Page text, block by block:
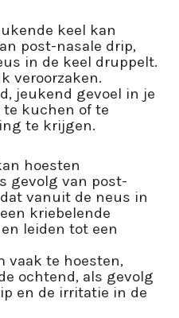
keel kan
post-nasale drip,
in de keel druppelt.
veroorzaken.
jeukend gevoel in je
kuchen of te
te krijgen.
hoesten
gevolg van post-
vanuit de neus in
kriebelende
leiden tot een
vaak te hoesten,
ochtend, als gevolg
en de irritatie in de